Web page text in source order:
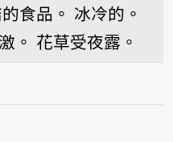
食品。 冰冷的。
。 花草受夜露。